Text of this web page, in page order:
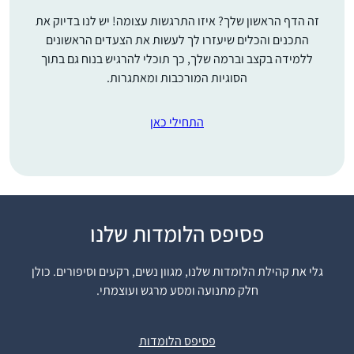
זה הדף הראשון שלך? איזו התרגשות עצומה! יש לנו בדיוק את
התכנים והכלים שיעזרו לך לעשות את הצעדים הראשונים
ללמידה בקצב וברמה שלך, כך תוכלי להרגיש בנוח גם בתוך
הסוגיות המורכבות ומאתגרות.
התחילי כאן
פסיפס הלומדות שלנו
גלי את קהילת הלומדות שלנו, מגוון נשים, רקעים וסיפורים. כולן
חלק מתנועה ומסע מרגש ועוצמתי.
פסיפס הלומדות
התחלתי כשהייתי בחופש,
המחזור, הסביבה קיבלה
את זה כמשהו מתמיד
הלימוד זה עוגן יציב ביום
גמזו, ישראל